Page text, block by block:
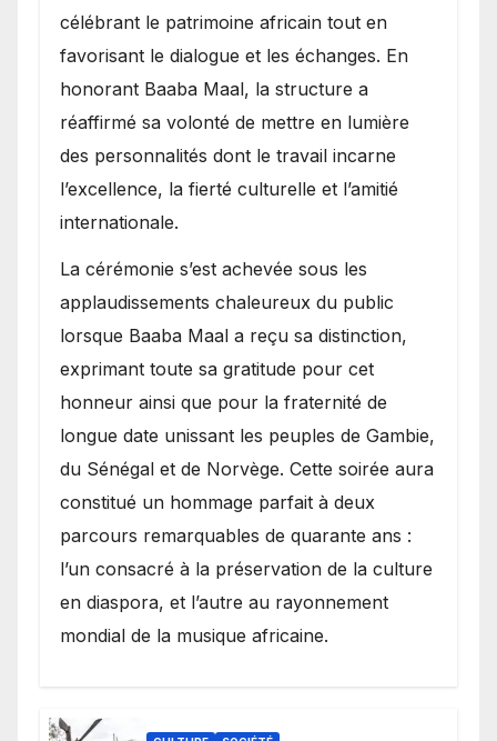
célébrant le patrimoine africain tout en
favorisant le dialogue et les échanges. En
honorant Baaba Maal, la structure a
réaffirmé sa volonté de mettre en lumière
des personnalités dont le travail incarne
l’excellence, la fierté culturelle et l’amitié
internationale.
​La cérémonie s’est achevée sous les
applaudissements chaleureux du public
lorsque Baaba Maal a reçu sa distinction,
exprimant toute sa gratitude pour cet
honneur ainsi que pour la fraternité de
longue date unissant les peuples de Gambie,
du Sénégal et de Norvège. Cette soirée aura
constitué un hommage parfait à deux
parcours remarquables de quarante ans :
l’un consacré à la préservation de la culture
en diaspora, et l’autre au rayonnement
mondial de la musique africaine.